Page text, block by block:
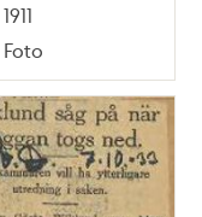
1911
Foto